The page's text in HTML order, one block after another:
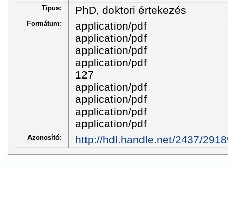
Típus: PhD, doktori értekezés
Formátum:
application/pdf
application/pdf
application/pdf
application/pdf
127
application/pdf
application/pdf
application/pdf
application/pdf
Azonosító: http://hdl.handle.net/2437/